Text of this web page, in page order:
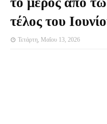
τέλος του
Τετάρτη, Μαΐου 13, 2026